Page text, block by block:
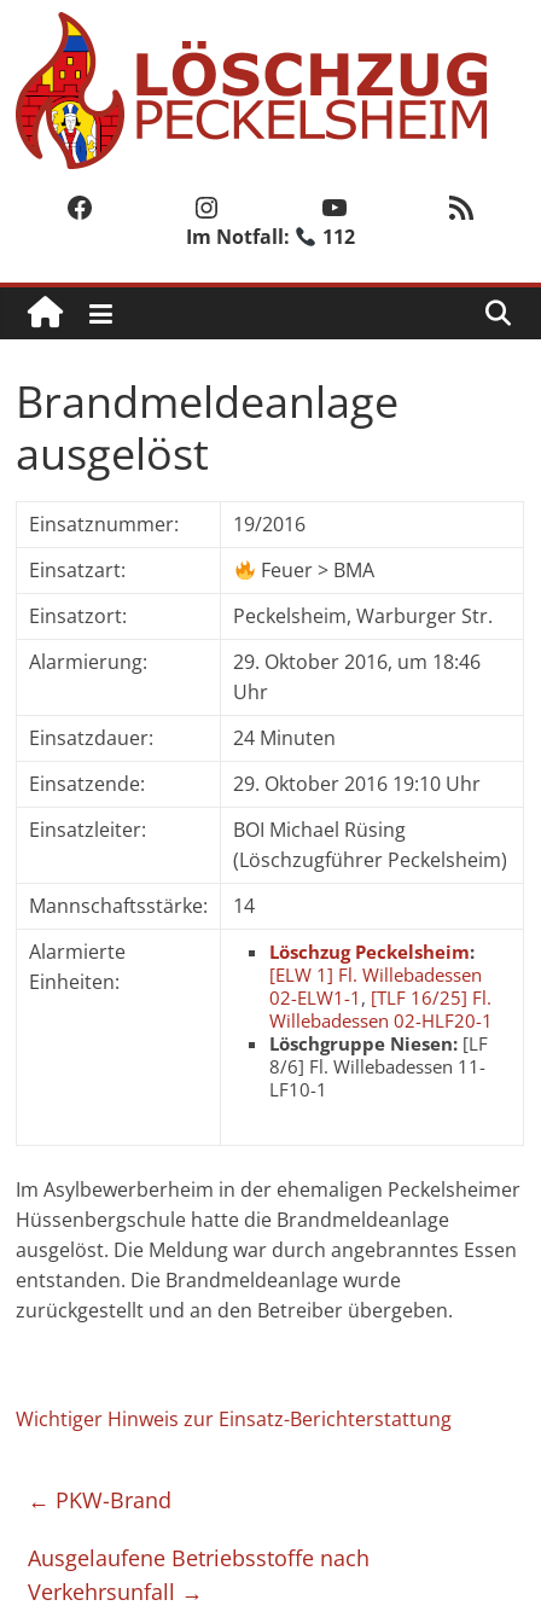
springen
Löschzug
Peckelsheim
Löschzug
der
Feuerwehr
der
Stadt
Willebadessen
Facebook Instagram YouTube RSS-Feed
Im Notfall: 112
Brandmeldeanlage
ausgelöst
Einsatznummer:
19/2016
Einsatzart:
Feuer > BMA
Einsatzort:
Peckelsheim, Warburger Str.
Alarmierung:
29. Oktober 2016, um 18:46
Uhr
Einsatzdauer:
24 Minuten
Einsatzende:
29. Oktober 2016 19:10 Uhr
Einsatzleiter:
BOI Michael Rüsing
(Löschzugführer Peckelsheim)
Mannschaftsstärke:
14
Alarmierte
Einheiten:
Löschzug Peckelsheim:
[ELW 1] Fl. Willebadessen
02-ELW1-1 , [TLF 16/25] Fl.
Willebadessen 02-HLF20-1
Löschgruppe Niesen: [LF
8/6] Fl. Willebadessen 11-
LF10-1
Im Asylbewerberheim in der ehemaligen Peckelsheimer
Hüssenbergschule hatte die Brandmeldeanlage
ausgelöst. Die Meldung war durch angebranntes Essen
entstanden. Die Brandmeldeanlage wurde
zurückgestellt und an den Betreiber übergeben.
Wichtiger Hinweis zur Einsatz-Berichterstattung
← PKW-Brand
Ausgelaufene Betriebsstoffe nach
Verkehrsunfall →